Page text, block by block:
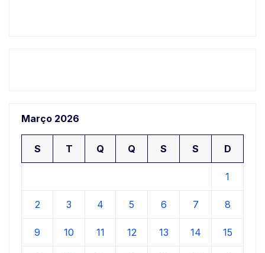
Março 2026
S T Q Q S S D
1
2 3 4 5 6 7 8
9 10 11 12 13 14 15